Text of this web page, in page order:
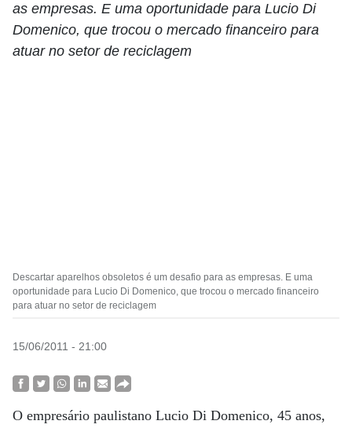
as empresas. E uma oportunidade para Lucio Di
Domenico, que trocou o mercado financeiro para
atuar no setor de reciclagem
Descartar aparelhos obsoletos é um desafio para as empresas. E uma
oportunidade para Lucio Di Domenico, que trocou o mercado financeiro
para atuar no setor de reciclagem
15/06/2011 - 21:00
O empresário paulistano Lucio Di Domenico, 45 anos,